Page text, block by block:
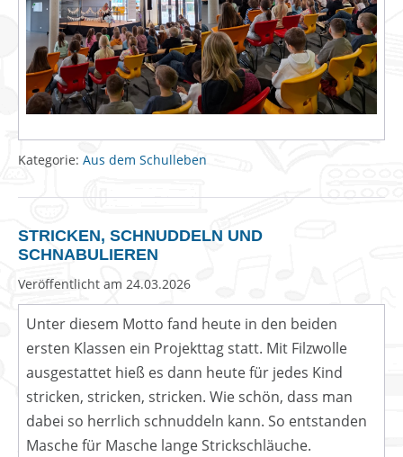
Kategorie: Aus dem Schulleben
STRICKEN, SCHNUDDELN UND
SCHNABULIEREN
Veröffentlicht am 24.03.2026
Unter diesem Motto fand heute in den beiden
ersten Klassen ein Projekttag statt. Mit Filzwolle
ausgestattet hieß es dann heute für jedes Kind
stricken, stricken, stricken. Wie schön, dass man
dabei so herrlich schnuddeln kann. So entstanden
Masche für Masche lange Strickschläuche.